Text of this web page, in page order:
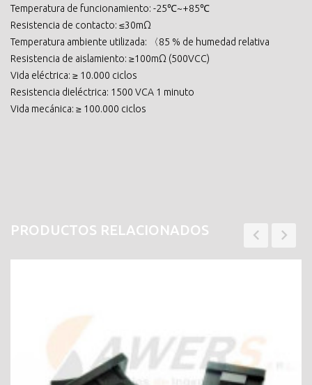
Temperatura de funcionamiento: -25℃~+85℃
Resistencia de contacto: ≤30mΩ
Temperatura ambiente utilizada: 〈85 % de humedad relativa
Resistencia de aislamiento: ≥100mΩ (500VCC)
Vida eléctrica: ≥ 10.000 ciclos
Resistencia dieléctrica: 1500 VCA 1 minuto
Vida mecánica: ≥ 100.000 ciclos
PRODUCTOS RELACIONADOS